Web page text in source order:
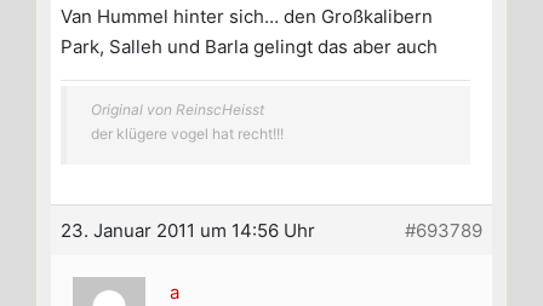
Van Hummel hinter sich… den Großkalibern
Park, Salleh und Barla gelingt das aber auch
Original von ReinscHeisst
der klügere vogel hat recht!!!
23. Januar 2011 um 14:56 Uhr #693789
a